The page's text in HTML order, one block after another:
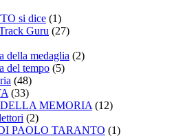
si dice (1)
Guru (27)
della medaglia (2)
del tempo (5)
(48)
(33)
MEMORIA (12)
(2)
PAOLO TARANTO (1)